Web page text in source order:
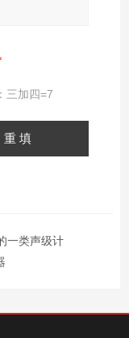
三加四=7
一类声级计